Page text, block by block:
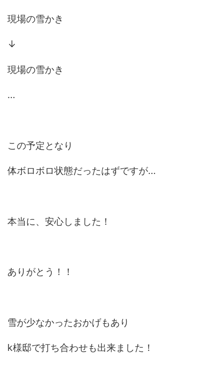
現場の雪かき
↓
現場の雪かき
…
この予定となり
体ボロボロ状態だったはずですが…
本当に、安心しました！
ありがとう！！
雪が少なかったおかげもあり
k様邸で打ち合わせも出来ました！